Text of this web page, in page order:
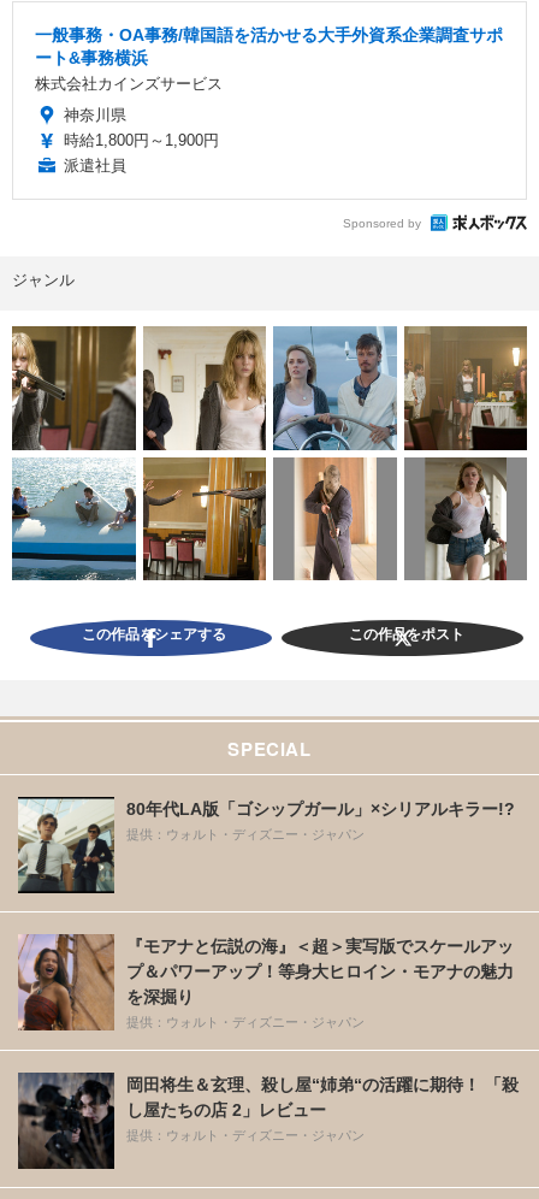
一般事務・OA事務/韓国語を活かせる大手外資系企業調査サポ
ート&事務横浜
株式会社カインズサービス
神奈川県
時給1,800円～1,900円
派遣社員
Sponsored by
ジャンル
この作品をシェアする この作品をポスト
SPECIAL
80年代LA版「ゴシップガール」×シリアルキラー!?
提供：ウォルト・ディズニー・ジャパン
『モアナと伝説の海』＜超＞実写版でスケールアッ
プ＆パワーアップ！等身大ヒロイン・モアナの魅力
を深掘り
提供：ウォルト・ディズニー・ジャパン
岡田将生＆玄理、殺し屋“姉弟“の活躍に期待！ 「殺
し屋たちの店 2」レビュー
提供：ウォルト・ディズニー・ジャパン